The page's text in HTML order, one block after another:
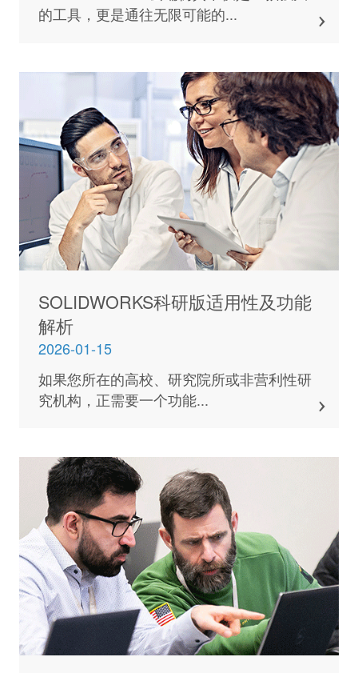
的工具，更是通往无限可能的...
SOLIDWORKS科研版适用性及功能
解析
2026-01-15
如果您所在的高校、研究院所或非营利性研
究机构，正需要一个功能...